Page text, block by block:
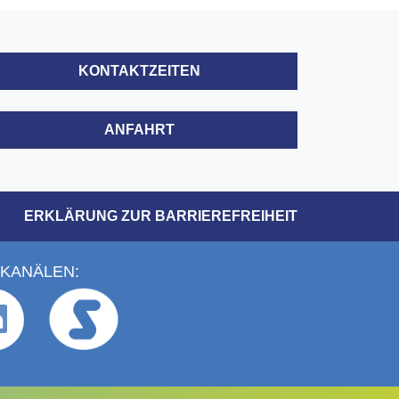
KONTAKTZEITEN
ANFAHRT
ERKLÄRUNG ZUR BARRIEREFREIHEIT